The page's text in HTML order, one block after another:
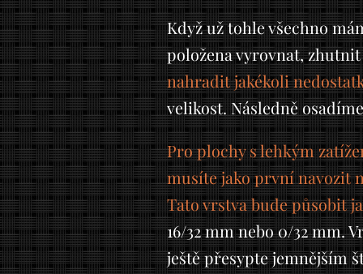
Když už tohle všechno
položena vyrovnat,
nahradit jakékoli
velikost. Následně
Pro plochy s lehkým
musíte jako první navozit
Tato vrstva bude působit
16/32 mm nebo 0/32 mm.
ještě přesypte jemnějším